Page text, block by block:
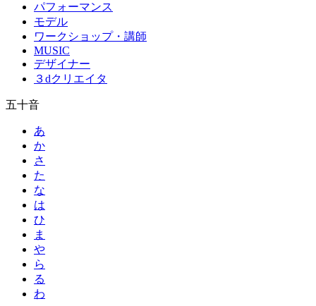
パフォーマンス
モデル
ワークショップ・講師
MUSIC
デザイナー
３dクリエイタ
五十音
あ
か
さ
た
な
は
ひ
ま
や
ら
る
わ